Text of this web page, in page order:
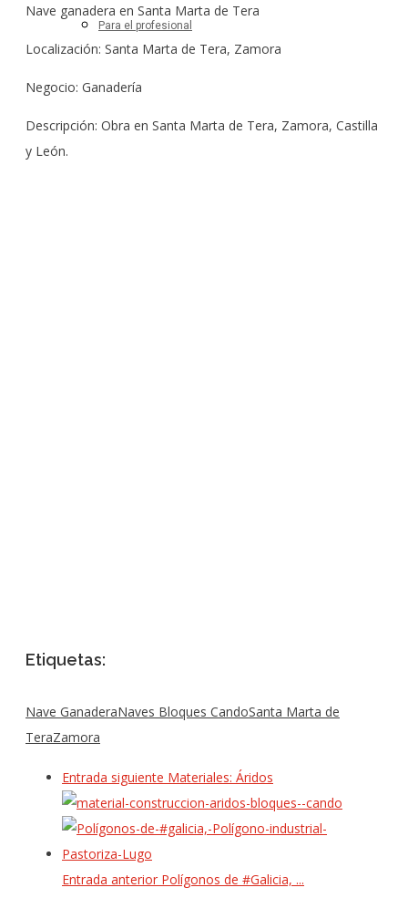
Para el profesional
Nave ganadera en Santa Marta de Tera
Localización: Santa Marta de Tera, Zamora
Negocio: Ganadería
Descripción: Obra en Santa Marta de Tera, Zamora, Castilla
y León.
Etiquetas:
Nave GanaderaNaves Bloques CandoSanta Marta de
TeraZamora
Entrada siguiente Materiales: Áridos
Entrada anterior Polígonos de #Galicia, ...